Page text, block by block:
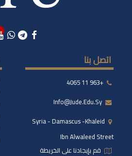
اتصل بنا
+963 11 4065
Syria - Damascus -khaleid
Ibn Alwaleed Street
قم بإيجادنا على الخريطة